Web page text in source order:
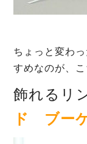
ちょっと変わ
すめなのが、
飾れるリ
ド ブー